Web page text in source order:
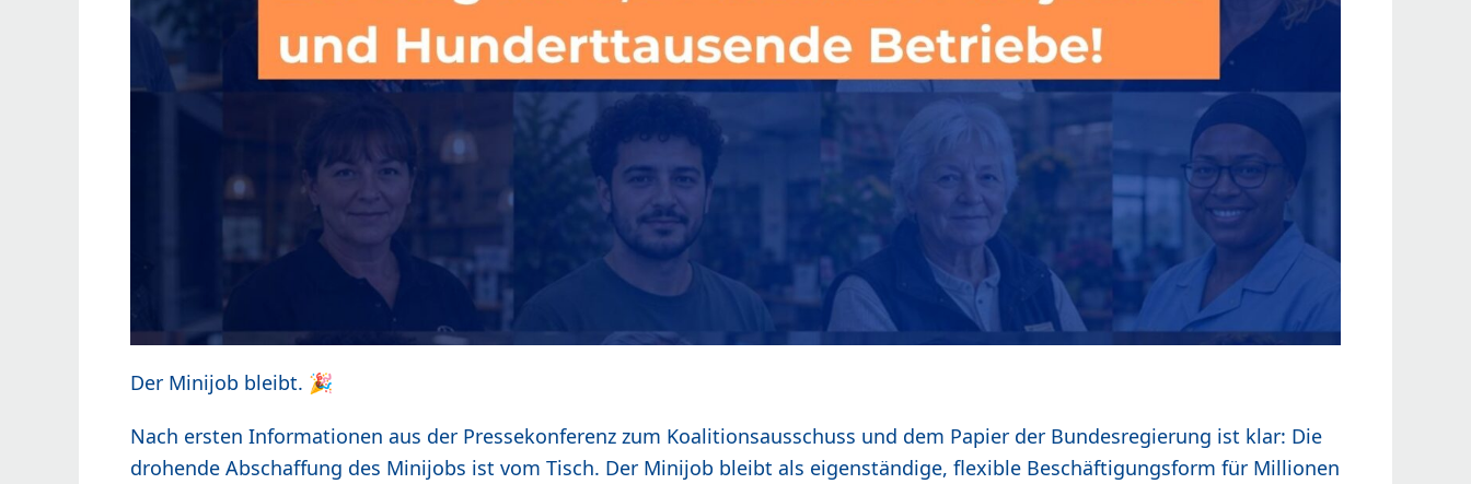
Der Minijob bleibt. 🎉
Nach ersten Informationen aus der Pressekonferenz zum Koalitionsausschuss und dem Papier der Bundesregierung ist klar: Die
drohende Abschaffung des Minijobs ist vom Tisch. Der Minijob bleibt als eigenständige, flexible Beschäftigungsform für Millionen